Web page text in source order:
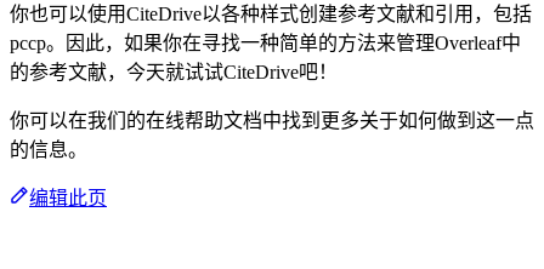
你也可以使用CiteDrive以各种样式创建参考文献和引用，包括
pccp。因此，如果你在寻找一种简单的方法来管理Overleaf中
的参考文献，今天就试试CiteDrive吧！
你可以在我们的在线帮助文档中找到更多关于如何做到这一点
的信息。
编辑此页